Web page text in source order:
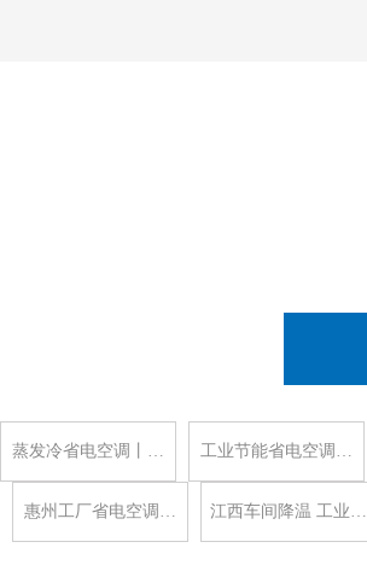
蒸发冷省电空调丨… 工业节能省电空调…
惠州工厂省电空调… 江西车间降温 工业…